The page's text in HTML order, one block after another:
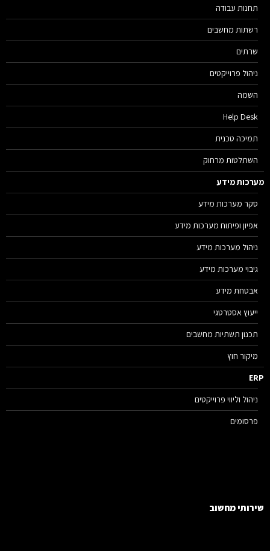
תחנות עבודה
רשתות מחשבים
שרתים
ניהול פרוייקטים
השמה
Help Desk
תמיכה טכנית
השתלטות מרחוק
מידע
סקר מערכות מידע
אפיון ופיתוח מערכות מידע
ניהול מערכות מידע
גיבוי מערכות מידע
אבטחת מידע
ייעוץ אסטרטגי
תכנון תשתיות מחשבים
מיקור חוץ
ניהול וליווי פרוייקטים
פרסומים
מחשוב